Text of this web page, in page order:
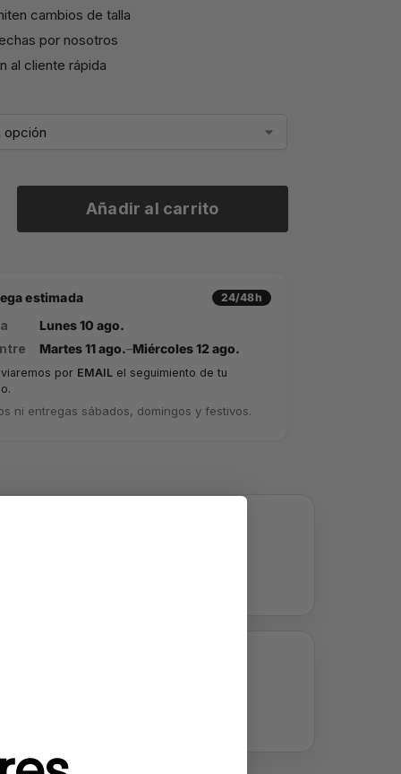
cambios de talla
por nosotros
al cliente rápida
Añadir al carrito
estimada 24/48h
Lunes 10 ago.
Martes 11 ago.–Miércoles 12 ago.
por EMAIL el seguimiento de tu
ni entregas sábados, domingos y festivos.